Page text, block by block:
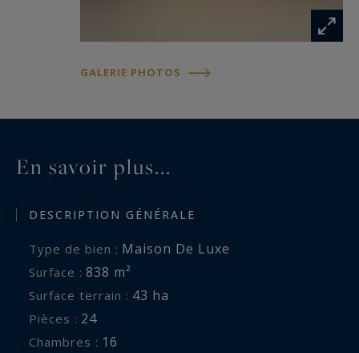
douceur de vivre.
GALERIE PHOTOS
En savoir plus...
DESCRIPTION GÉNÉRALE
Type de bien : Maison De Luxe
Surface : 838 m²
Surface terrain : 43 ha
Pièces : 24
Chambres : 16